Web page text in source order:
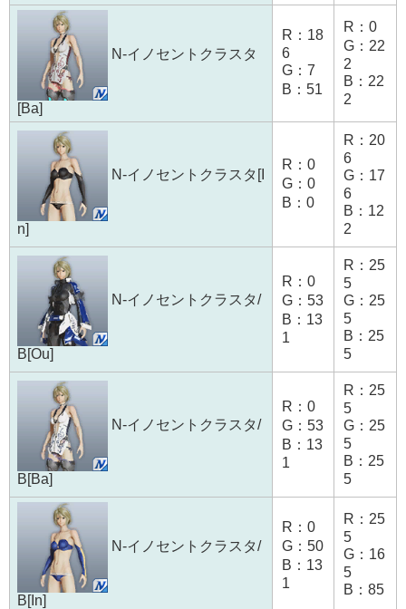
N-イノセントクラスタ
[Ba]
R：18
6
G：7
B：51
R：0
G：22
2
B：22
2
N-イノセントクラスタ[I
n]
R：0
G：0
B：0
R：20
6
G：17
6
B：12
2
N-イノセントクラスタ/
B[Ou]
R：0
G：53
B：13
1
R：25
5
G：25
5
B：25
5
N-イノセントクラスタ/
B[Ba]
R：0
G：53
B：13
1
R：25
5
G：25
5
B：25
5
N-イノセントクラスタ/
B[In]
R：0
G：50
B：13
1
R：25
5
G：16
5
B：85